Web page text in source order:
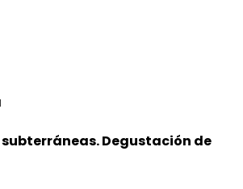
Degustación de